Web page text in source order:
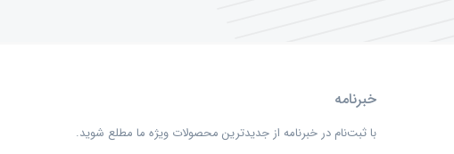
خبرنامه
با ثبت‌نام در خبرنامه از جدیدترین محصولات ویژه ما مطلع شوید.